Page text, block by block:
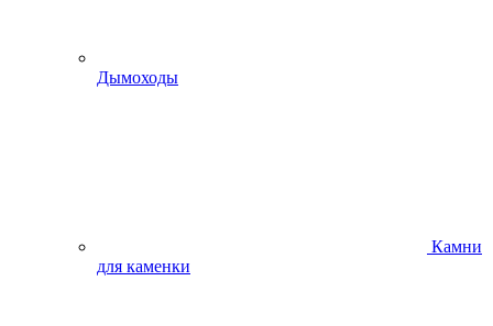
Дымоходы
Камни
для каменки